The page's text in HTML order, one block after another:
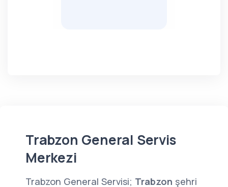
Trabzon General Servis
Merkezi
Trabzon General Servisi; Trabzon şehri